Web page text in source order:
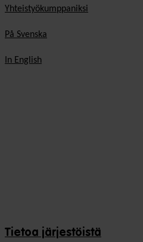
Yhteistyökumppaniksi
På Svenska
In English
Tietoa järjestöistä